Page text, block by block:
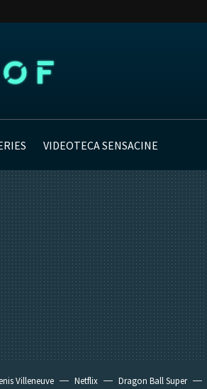
VIDEOTECA SENSACINE
Villeneuve Netflix Dragon Ball Super